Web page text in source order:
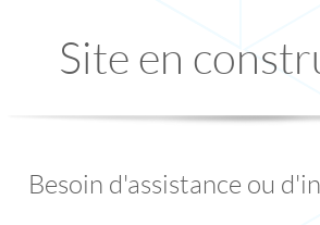
Site en
Besoin d'assistance ou